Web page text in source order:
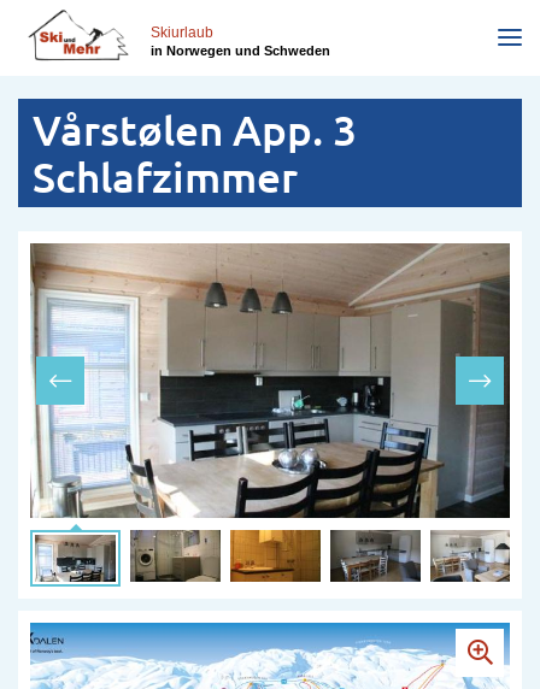
zum
Inhalt
Skiurlaub
in Norwegen und Schweden
Vårstølen App. 3
Schlafzimmer